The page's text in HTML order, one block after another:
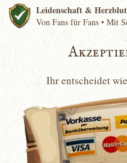
Leidenschaft & Herzblut
Von Fans für Fans • Mit
Ihr entscheidet